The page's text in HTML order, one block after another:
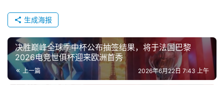
生成海报
决胜巅峰全球季中杯公布抽签结果，将于法国巴黎
2026电竞世俱杯迎来欧洲首秀
上一篇 2026年6月22日 7:43 上午